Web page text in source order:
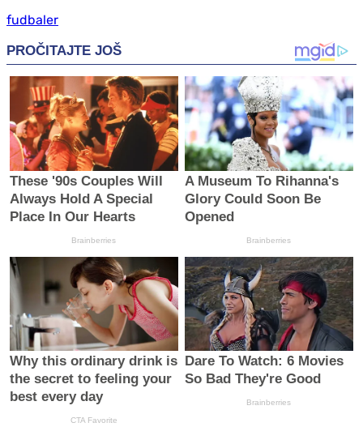
fudbaler